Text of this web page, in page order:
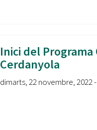
Inici del Programa
Cerdanyola
dimarts, 22 novembre, 2022